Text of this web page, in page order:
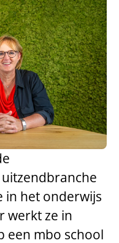
in het onderwijs
werkt ze in
een mbo school